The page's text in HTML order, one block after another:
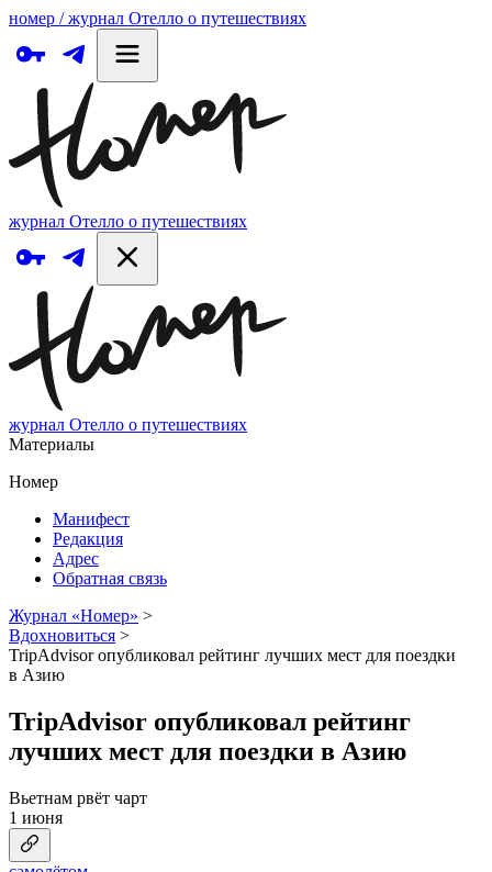
номер / журнал Отелло о путешествиях
журнал Отелло о путешествиях
журнал Отелло о путешествиях
Материалы
Номер
Манифест
Редакция
Адрес
Обратная связь
Журнал «Номер» >
Вдохновиться >
TripAdvisor опубликовал рейтинг лучших мест для поездки
в Азию
TripAdvisor опубликовал рейтинг
лучших мест для поездки в Азию
Вьетнам рвёт чарт
1 июня